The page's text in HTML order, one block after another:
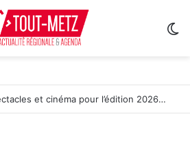
Reconstitution, spectacles et cinéma pour l’édition 2026 de « Ça tombe comme à Gravelotte »